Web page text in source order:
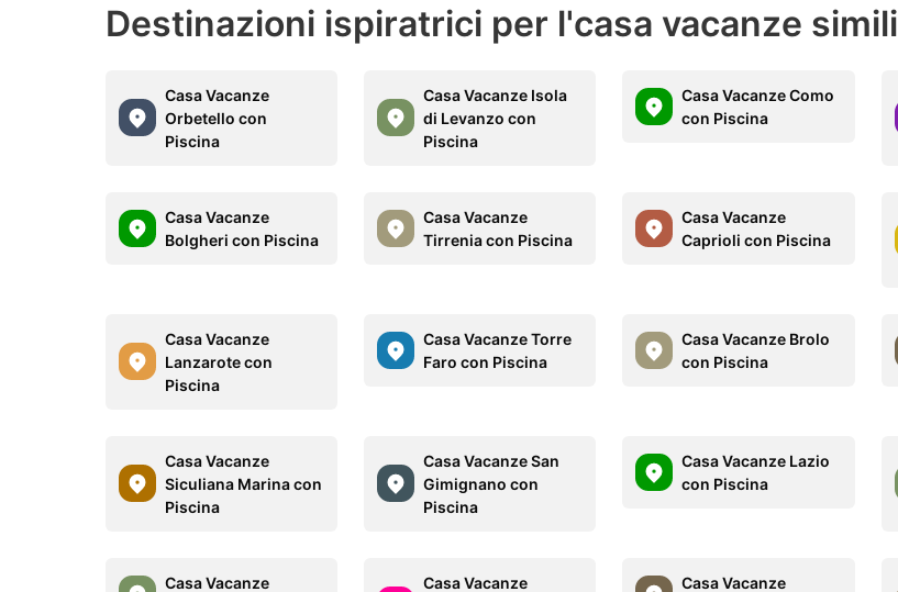
Destinazioni ispiratrici per l'casa vacanze simili
Casa Vacanze
Orbetello con
Piscina
Casa Vacanze Isola
di Levanzo con
Piscina
Casa Vacanze Como
con Piscina
Casa Vacanze
Bolgheri con Piscina
Casa Vacanze
Tirrenia con Piscina
Casa Vacanze
Caprioli con Piscina
Casa Vacanze
Lanzarote con
Piscina
Casa Vacanze Torre
Faro con Piscina
Casa Vacanze Brolo
con Piscina
Casa Vacanze
Siculiana Marina con
Piscina
Casa Vacanze San
Gimignano con
Piscina
Casa Vacanze Lazio
con Piscina
Casa Vacanze Casa Vacanze Casa Vacanze